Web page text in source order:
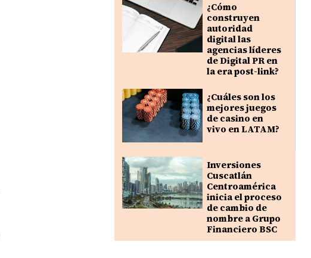
¿Cómo
construyen
autoridad
digital las
agencias líderes
de Digital PR en
la era post-link?
¿Cuáles son los
mejores juegos
de casino en
vivo en LATAM?
Inversiones
Cuscatlán
Centroamérica
inicia el proceso
de cambio de
nombre a Grupo
Financiero BSC